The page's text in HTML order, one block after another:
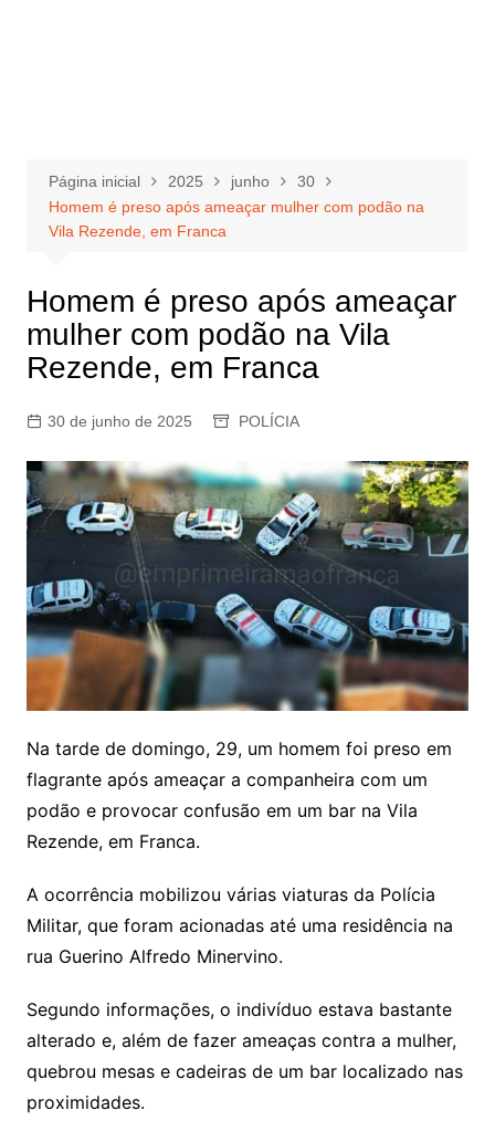
Página inicial 2025 junho
30
Homem é preso após ameaçar mulher com podão na
Vila Rezende, em Franca
Homem é preso após ameaçar
mulher com podão na Vila
Rezende, em Franca
30 de junho de 2025 POLÍCIA
Na tarde de domingo, 29, um homem foi preso em
flagrante após ameaçar a companheira com um
podão e provocar confusão em um bar na Vila
Rezende, em Franca.
A ocorrência mobilizou várias viaturas da Polícia
Militar, que foram acionadas até uma residência na
rua Guerino Alfredo Minervino.
Segundo informações, o indivíduo estava bastante
alterado e, além de fazer ameaças contra a mulher,
quebrou mesas e cadeiras de um bar localizado nas
proximidades.